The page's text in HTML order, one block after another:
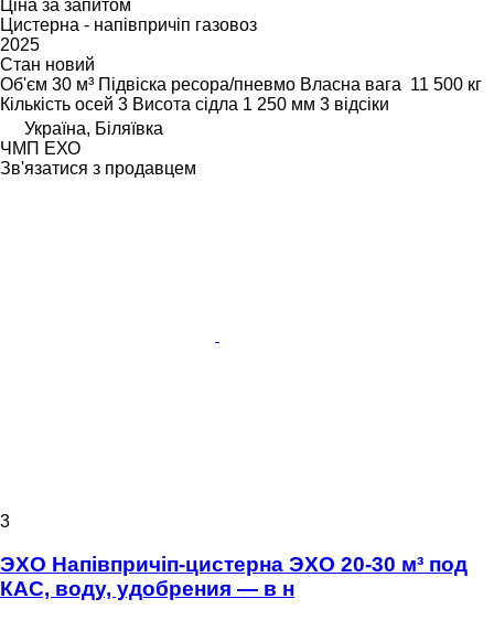
Ціна за запитом
Цистерна - напівпричіп газовоз
2025
Стан новий
Об'єм 30 м³ Підвіска ресора/пневмо Власна вага 11 500 кг
Кількість осей 3 Висота сідла 1 250 мм 3 відсіки
Україна, Біляївка
ЧМП ЕХО
Зв'язатися з продавцем
3
ЭХО Напівпричіп-цистерна ЭХО 20-30 м³ под
КАС, воду, удобрения — в н